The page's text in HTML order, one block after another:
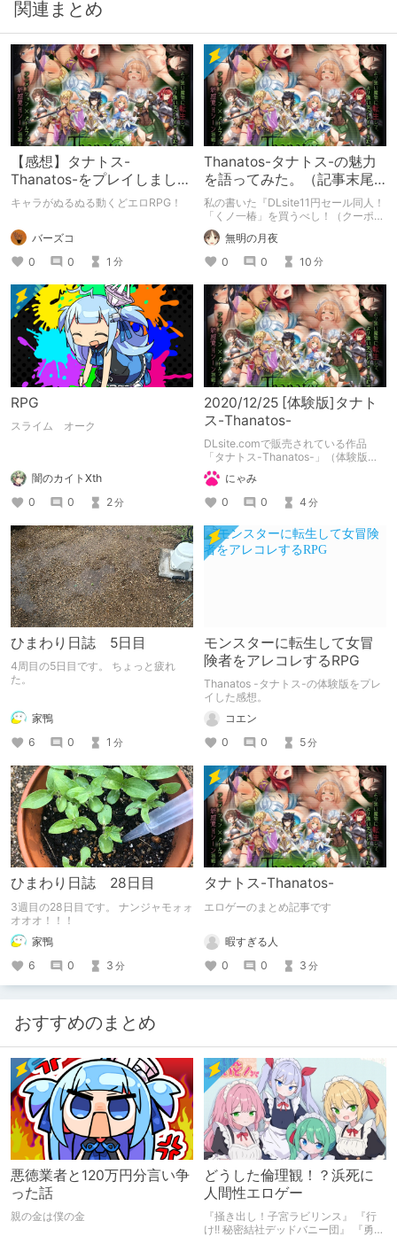
関連まとめ
【感想】タナトス-
Thanatos-をプレイしまし
た。【ネタバレ注意】
キャラがぬるぬる動くどエロRPG！
バーズコ
0
0 1 分
Thanatos-タナトス-の魅力
を語ってみた。（記事末尾
にファンブックの入手法あ
り）
私の書いた『DLsite11円セール同人！
「くノ一椿」を買うべし！（クーポン
情報あり）』がDLsiteのクリエイター
ズ記事に無事採用された。 この記事
では上記記事でクーポンのおすすめ使
用先として紹介した「Thanatos-タナ
トス-」の内容について、より詳しく
語っていく。
無明の月夜
0
0 10 分
RPG
スライム オーク
闇のカイトXth
0
0 2分
2020/12/25 [体験版]タナト
ス-Thanatos-
DLsite.comで販売されている作品
「タナトス-Thanatos-」（体験版）
の備忘録となります。
にゃみ
0
0 4 分
ひまわり日誌 5日目
4周目の5日目です。 ちょっと疲れ
た。
家鴨
6
0 1 分
モンスターに転生して女冒
険者をアレコレするRPG
Thanatos -タナトス-の体験版をプレ
イした感想。
コエン
0
0 5分
ひまわり日誌 28日目
3週目の28日目です。 ナンジャモォォ
オオオ！！！
家鴨
6
0 3 分
タナトス-Thanatos-
エロゲーのまとめ記事です
暇すぎる人
0
0 3 分
おすすめのまとめ
悪徳業者と120万円分言い争
った話
親の金は僕の金
どうした倫理観！？浜死に
人間性エロゲー
『掻き出し！子宮ラビリンス』 『行
け!! 秘密結社デッドバニー団』 『勇者